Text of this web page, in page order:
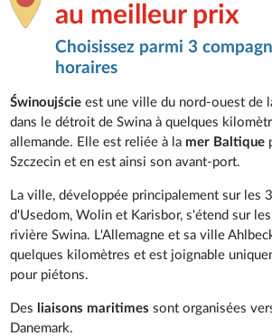
au meilleur prix
Choisissez parmi 3
horaires
Świnoujścieest une ville du nord-ouest de
dans le détroit de Swina à quelques
allemande. Elle est reliée à la mer Baltique
Szczecin et en est ainsi son avant-port.
La ville, développée principalement sur les
d'Usedom, Wolin et Karisbor, s'étend sur
rivière Swina. L'Allemagne et sa ville
quelques kilomètres et est joignable
pour piétons.
Des liaisons maritimes sont organisées
Danemark.